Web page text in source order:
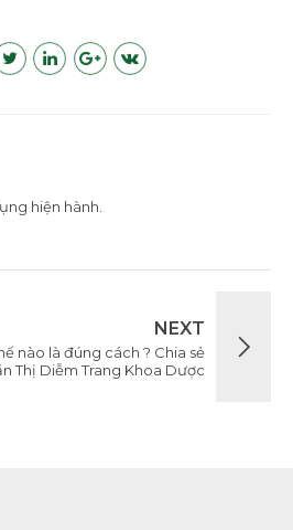
hiện hành.
NEXT
nào là đúng cách ? Chia sẻ
Thị Diễm Trang Khoa Dược